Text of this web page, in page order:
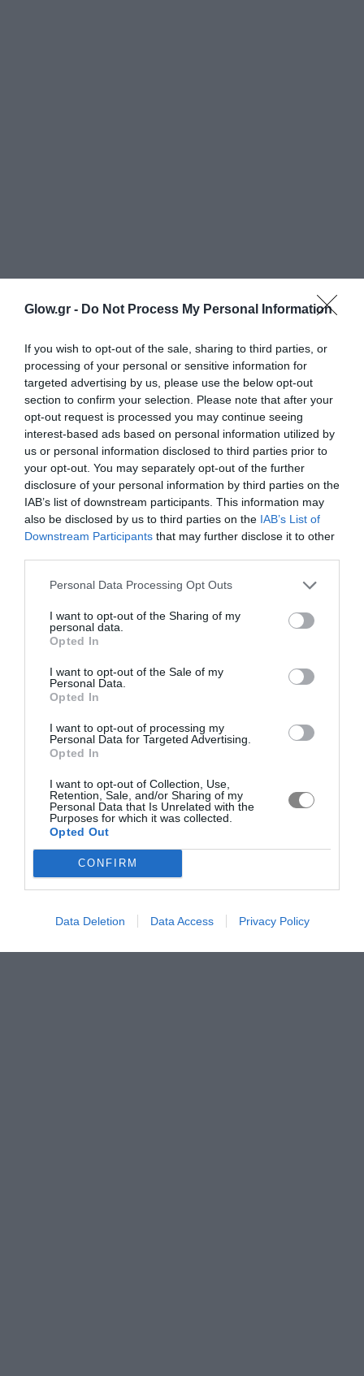
Glow.gr - Do Not Process My Personal Information
If you wish to opt-out of the sale, sharing to third parties, or
processing of your personal or sensitive information for
targeted advertising by us, please use the below opt-out
section to confirm your selection. Please note that after your
opt-out request is processed you may continue seeing
interest-based ads based on personal information utilized by
us or personal information disclosed to third parties prior to
your opt-out. You may separately opt-out of the further
disclosure of your personal information by third parties on the
IAB’s list of downstream participants. This information may
also be disclosed by us to third parties on the IAB’s List of
Downstream Participants that may further disclose it to other
Personal Data Processing Opt Outs
I want to opt-out of the Sharing of my
personal data.
Opted In
I want to opt-out of the Sale of my
Personal Data.
Opted In
I want to opt-out of processing my
Personal Data for Targeted Advertising.
Opted In
I want to opt-out of Collection, Use,
Retention, Sale, and/or Sharing of my
Personal Data that Is Unrelated with the
Purposes for which it was collected.
Opted Out
CONFIRM
Data Deletion Data Access Privacy Policy